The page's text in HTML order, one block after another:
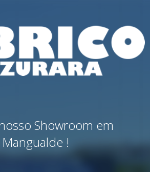
Showroom em
Mangualde !